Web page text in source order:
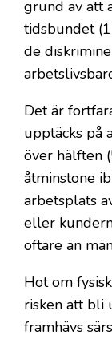
grund av att
tidsbundet
de
Det är
upptäcks på
över hälften
åtminstone
arbetsplats
eller
oftare än
Hot om
risken att bli
framhävs